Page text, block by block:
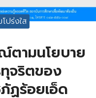
ปร่งใส
ตามนโยบาย
จริตของ
ฏร้อยเอ็ด